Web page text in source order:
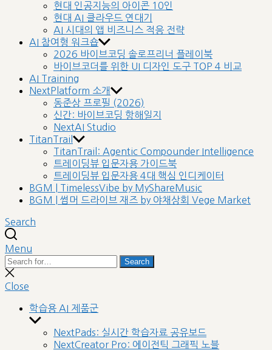
현대 인공지능의 아이콘 10인
현대 AI 클라우드 연대기
AI 시대의 앱 비즈니스 적응 전략
AI 참여형 워크숍
2026 바이브코딩 솔로프리너 플레이북
바이브코더를 위한 UI 디자인 도구 TOP 4 비교
AI Training
NextPlatform 소개
동준상 프로필 (2026)
신간: 바이브코딩 항해일지
NextAI Studio
TitanTrail
TitanTrail: Agentic Compounder Intelligence
트레이딩뷰 입문자용 가이드북
트레이딩뷰 입문자용 4대 핵심 인디케이터
BGM | TimelessVibe by MyShareMusic
BGM | 썸머 드라이브 재즈 by 야채상회 Vege Market
Search
Menu
Search
for:
Search
Close
search
Close
학습용 AI 제품군
Show
sub
menu
NextPads: 실시간 학습자료 공유보드
NextCreator Pro: 에이전틱 그래픽 노블